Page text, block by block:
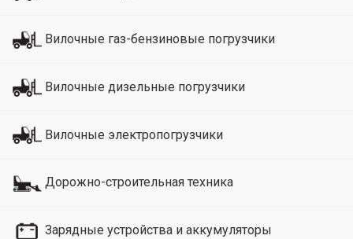
Вилочные газ-бензиновые погрузчики
Вилочные дизельные погрузчики
Вилочные электропогрузчики
Дорожно-строительная техника
Зарядные устройства и аккумуляторы